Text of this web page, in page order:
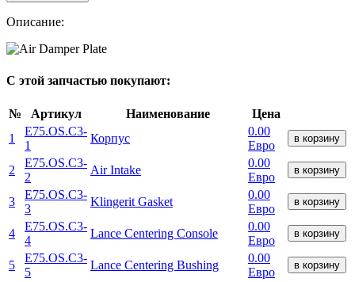
Описание:
С этой запчастью покупают:
№ Артикул Наименование
Цена
1
E75.OS.C3-
1
Корпус
0.00
Евро
в корзину
2
E75.OS.C3-
2
Air Intake
0.00
Евро
в корзину
3
E75.OS.C3-
3
Klingerit Gasket
0.00
Евро
в корзину
4
E75.OS.C3-
4
Lance Centering Console
0.00
Евро
в корзину
5
E75.OS.C3-
5
Lance Centering Bushing
0.00
Евро
в корзину